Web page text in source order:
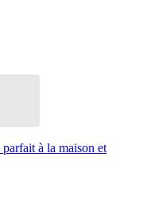
à la maison et